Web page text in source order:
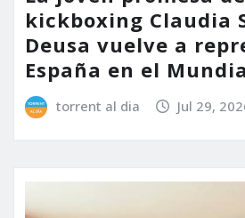
kickboxing Claudia
Deusa vuelve a
España en el
torrent al dia Jul 29,